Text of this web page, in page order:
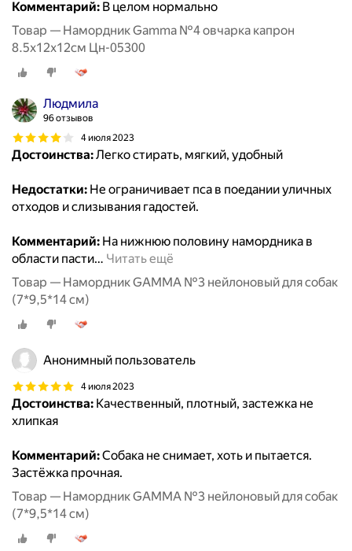
Комментарий: В целом нормально
Товар — Намордник Gamma №4 овчарка капрон
8.5х12х12см Цн-05300
Людмила
96 отзывов
4 июля 2023
Достоинства:Легко стирать, мягкий, удобный
Недостатки: Не ограничивает пса в поедании уличных
отходов и слизывания гадостей.
Комментарий: На нижнюю половину намордника в
области пасти… Читать ещё
Товар — Намордник GAMMA №3 нейлоновый для собак
(7*9,5*14 см)
Анонимный пользователь
4 июля 2023
Достоинства: Качественный, плотный, застежка не
хлипкая
Комментарий:Собака не снимает, хоть и пытается.
Застёжка прочная.
Товар — Намордник GAMMA №3 нейлоновый для собак
(7*9,5*14 см)